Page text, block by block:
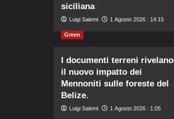
siciliana
Luigi Salemi 1 Agosto 2026 : 14:15
Green
I documenti terreni rivelano
il nuovo impatto dei
Mennoniti sulle foreste del
Belize.
Luigi Salemi 1 Agosto 2026 : 1:05